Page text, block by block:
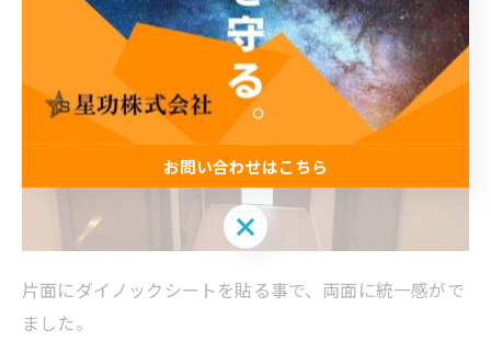
片面にダイノックシートを貼る事で、両面に統一感がで
ました。
お問い合わせはこちら
お問い合わせはこちら